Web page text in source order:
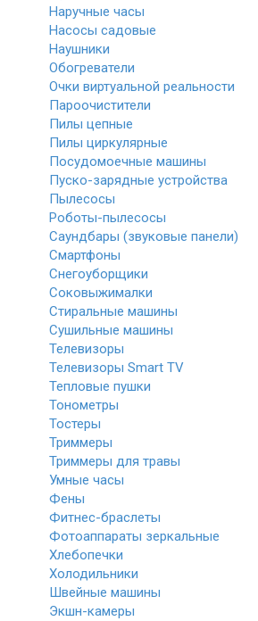
Наручные часы
Насосы садовые
Наушники
Обогреватели
Очки виртуальной реальности
Пароочистители
Пилы цепные
Пилы циркулярные
Посудомоечные машины
Пуско-зарядные устройства
Пылесосы
Роботы-пылесосы
Саундбары (звуковые панели)
Смартфоны
Снегоуборщики
Соковыжималки
Стиральные машины
Сушильные машины
Телевизоры
Телевизоры Smart TV
Тепловые пушки
Тонометры
Тостеры
Триммеры
Триммеры для травы
Умные часы
Фены
Фитнес-браслеты
Фотоаппараты зеркальные
Хлебопечки
Холодильники
Швейные машины
Экшн-камеры